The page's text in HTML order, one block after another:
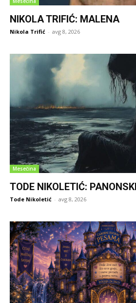
NIKOLA TRIFIĆ: MALENA
Nikola Trifić - avg 8, 2026
Mesečina
TODE NIKOLETIĆ:
Tode Nikoletić - avg 8, 2026